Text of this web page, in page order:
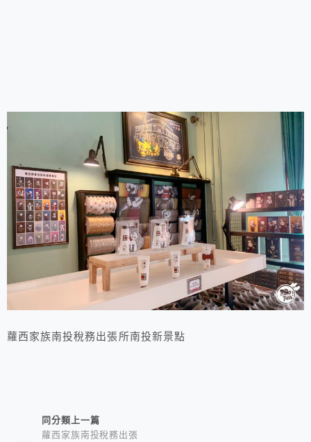
蘿西家族南投稅務出張所南投新景點
相連文章同分類上一篇
蘿西家族南投稅務出張